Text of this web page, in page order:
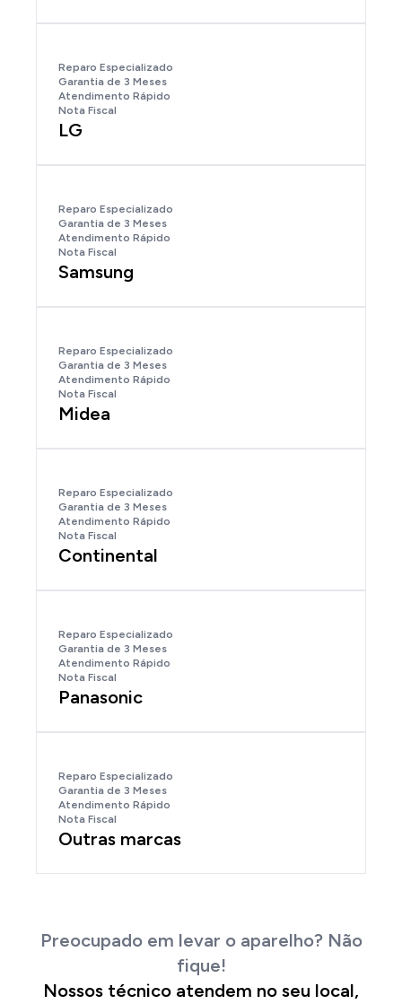
Reparo Especializado
Garantia de 3 Meses
Atendimento Rápido
Nota Fiscal
LG
Reparo Especializado
Garantia de 3 Meses
Atendimento Rápido
Nota Fiscal
Samsung
Reparo Especializado
Garantia de 3 Meses
Atendimento Rápido
Nota Fiscal
Midea
Reparo Especializado
Garantia de 3 Meses
Atendimento Rápido
Nota Fiscal
Continental
Reparo Especializado
Garantia de 3 Meses
Atendimento Rápido
Nota Fiscal
Panasonic
Reparo Especializado
Garantia de 3 Meses
Atendimento Rápido
Nota Fiscal
Outras marcas
Preocupado em levar o aparelho? Não
fique!
Nossos técnico atendem no seu local,